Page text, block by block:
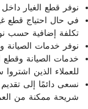
نوفر قطع الغيار
في حال احتياج قطع
تكلفة إضافية حسب
نوفر خدمات الصيانة
خدمات الصيانة وقطع
للعملاء الذين
نسعى دائمًا إلى
شريحة ممكنة من